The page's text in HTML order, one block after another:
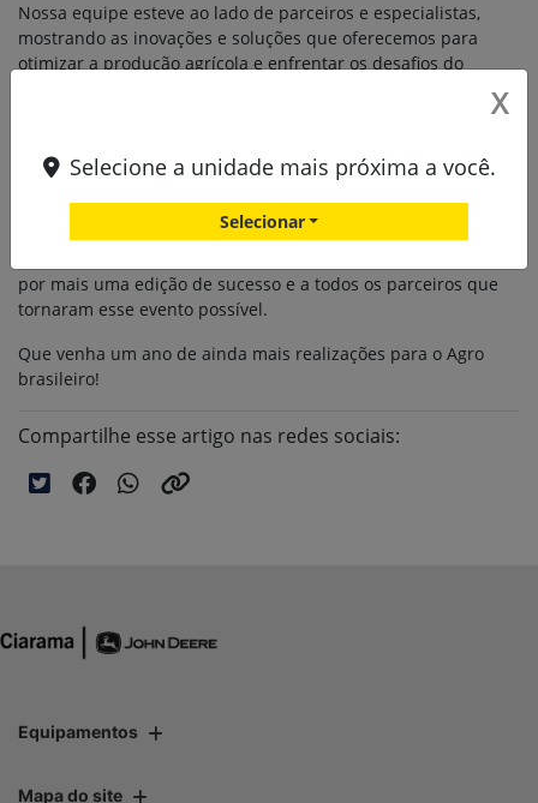
Nossa equipe esteve ao lado de parceiros e especialistas,
mostrando as inovações e soluções que oferecemos para
otimizar a produção agrícola e enfrentar os desafios do
setor.
Estamos confiantes no futuro do agronegócio e seguiremos
trabalhando para oferecer as melhores máquinas, tecnologias
por mais uma edição de sucesso e a todos os parceiros que
tornaram esse evento possível.
Que venha um ano de ainda mais realizações para o Agro
brasileiro!
Compartilhe esse artigo nas redes sociais:
Equipamentos
Mapa do site
X
Selecione a unidade mais próxima a você.
Selecionar